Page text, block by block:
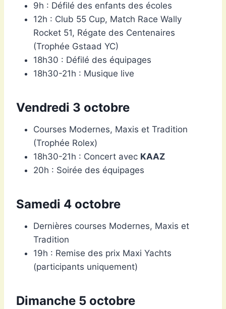
9h : Défilé des enfants des écoles
12h : Club 55 Cup, Match Race Wally
Rocket 51, Régate des Centenaires
(Trophée Gstaad YC)
18h30 : Défilé des équipages
18h30-21h : Musique live
Vendredi 3 octobre
Courses Modernes, Maxis et Tradition
(Trophée Rolex)
18h30-21h : Concert avec KAAZ
20h : Soirée des équipages
Samedi 4 octobre
Dernières courses Modernes, Maxis et
Tradition
19h : Remise des prix Maxi Yachts
(participants uniquement)
Dimanche 5 octobre